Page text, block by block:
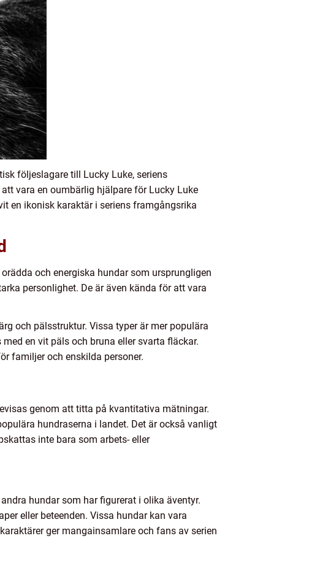
följeslagare till Lucky Luke, seriens
vara en oumbärlig hjälpare för Lucky Luke
en ikonisk karaktär i seriens framgångsrika
och energiska hundar som ursprungligen
personlighet. De är även kända för att vara
och pälsstruktur. Vissa typer är mer populära
en vit päls och bruna eller svarta fläckar.
familjer och enskilda personer.
genom att titta på kvantitativa mätningar.
hundraserna i landet. Det är också vanligt
inte bara som arbets- eller
hundar som har figurerat i olika äventyr.
eller beteenden. Vissa hundar kan vara
ger mangainsamlare och fans av serien